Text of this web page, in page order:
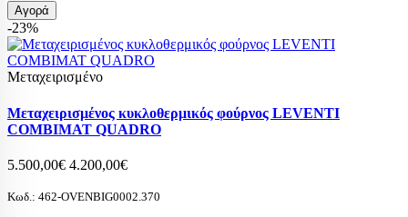
Αγορά
-23%
Μεταχειρισμένο
Μεταχειρισμένος κυκλοθερμικός φούρνος LEVENTI
COMBIMAT QUADRO
5.500,00€ 4.200,00€
Κωδ.: 462-OVENBIG0002.370